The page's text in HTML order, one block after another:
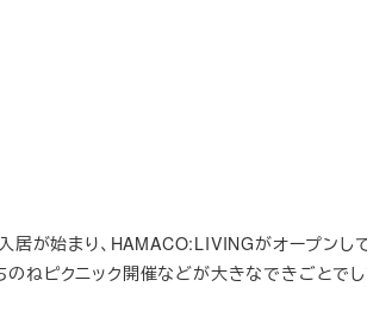
居が始まり、HAMACO:LIVINGがオープンし
ねピクニック開催などが大きなできごとでし